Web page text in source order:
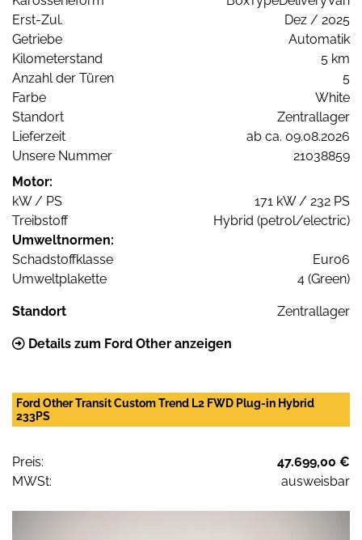
Erst-Zul.
Dez / 2025
Getriebe
Automatik
Kilometerstand
5 km
Anzahl der Türen
5
Farbe
White
Standort
Zentrallager
Lieferzeit
ab ca. 09.08.2026
Unsere Nummer
21038859
Motor:
kW / PS
171 kW / 232 PS
Treibstoff
Hybrid (petrol/electric)
Umweltnormen:
Schadstoffklasse
Euro6
Umweltplakette
4 (Green)
Standort Zentrallager
Details zum Ford Other anzeigen
Ford Other Transit Custom Trend L2 FWD Plug-in Hybrid
233PS
Preis:
47.699,00 €
MWSt:
ausweisbar